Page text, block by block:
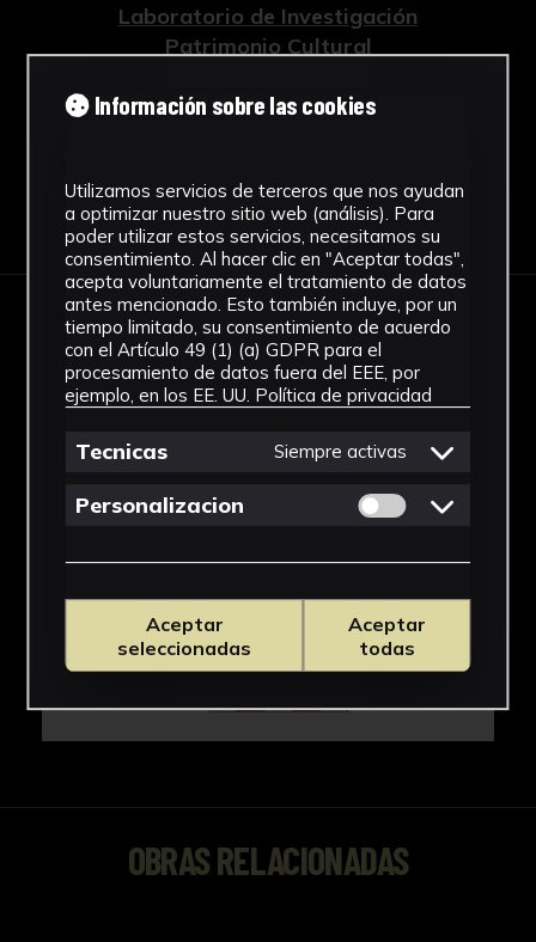
Laboratorio de Investigación
Patrimonio Cultural
Descargar Ficha
IMÁGENES
OBRAS RELACIONADAS
Información sobre las cookies
Utilizamos servicios de terceros que nos ayudan
a optimizar nuestro sitio web (análisis). Para
poder utilizar estos servicios, necesitamos su
consentimiento. Al hacer clic en "Aceptar todas",
acepta voluntariamente el tratamiento de datos
antes mencionado. Esto también incluye, por un
tiempo limitado, su consentimiento de acuerdo
con el Artículo 49 (1) (a) GDPR para el
procesamiento de datos fuera del EEE, por
ejemplo, en los EE. UU. Política de privacidad
Tecnicas Siempre activas
Personalizacion Permitir cookies
Aceptar
seleccionadas
Aceptar
todas